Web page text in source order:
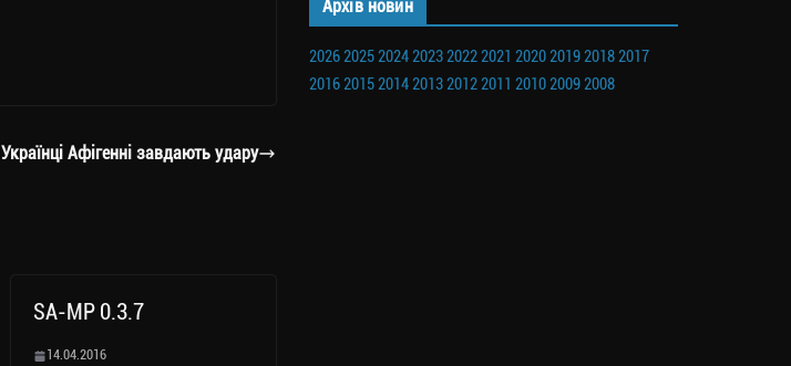
Українці Афігенні завдають удару
SA-MP 0.3.7
14.04.2016
Архів новин
202620252024202320222021 2020201920182017
201620152014201320122011 201020092008